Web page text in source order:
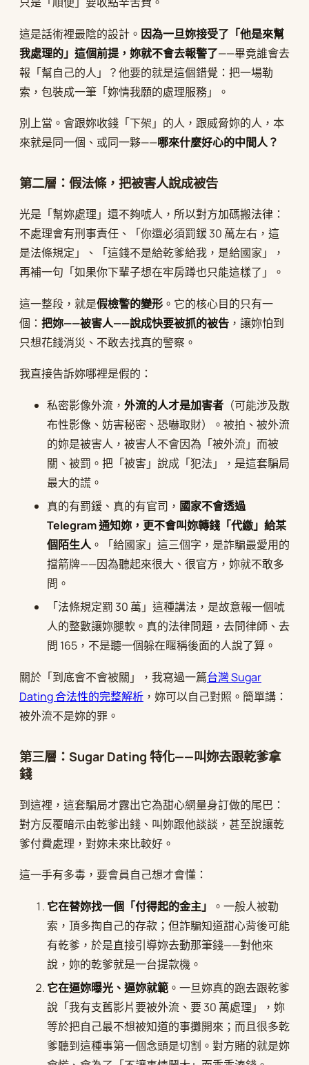
這是話術裡最陰的設計。 因為一旦妳接受了「他是來幫
我處理的」這個前提，妳就不會去報警了——畢竟誰會去
報「幫自己的人」？他要的就是這個錯覺：把一場勒
索，包裝成一筆「妳情我願的處理服務」。
別上當。會跟妳收錢「下架」的人，跟威脅妳的人，本
來就是同一個、或同一夥——哪來什麼好心的中間人？
第二層：假法條，把被害人說成被告
光是「幫妳處理」還不夠唬人，所以對方加碼搬法律：
不處理會有刑事責任、「你還必須罰鍰 30 萬左右，這
是法條規定」、「這錢不是給乾爹給我，是給國家」，
再補一句「如果你下輩子想在牢房蹲也只能這樣了」。
這一整段，就是假檢警的變形 。它的核心目的只有一
個： 把妳——被害人——說成快要被抓的被告 ，讓妳怕到
只想花錢消災、不敢去找真的警察。
我直接告訴妳哪裡是假的：
私密影像外流， 外流的人才是加害者 （可能涉及散
布性影像、妨害秘密、恐嚇取財）。被拍、被外流
的妳是被害人，被害人不會因為「被外流」而被
關、被罰。把「被害」說成「犯法」，是這套騙局
最大的謊。
真的有罰鍰、真的有官司， 國家不會透過
Telegram 通知妳，更不會叫妳轉錢「代繳」給某
個陌生人。「給國家」這三個字，是詐騙最愛用的
擋箭牌——因為聽起來很大、很官方，妳就不敢多
問。
「法條規定罰 30 萬」這種講法，是故意報一個唬
人的整數讓妳腿軟。真的法律問題，去問律師、去
問 165，不是聽一個躲在暱稱後面的人說了算。
關於「到底會不會被關」，我寫過一篇台灣 Sugar
Dating 合法性的完整解析 ，妳可以自己對照。簡單講：
被外流不是妳的罪。
第三層：Sugar Dating 特化——叫妳去跟乾爹拿
錢
到這裡，這套騙局才露出它為甜心網量身訂做的尾巴：
對方反覆暗示由乾爹出錢、叫妳跟他談談，甚至說讓乾
爹付費處理，對妳未來比較好。
這一手有多毒，要會員自己想才會懂：
它在替妳找一個「付得起的金主」
。一般人被勒
索，頂多掏自己的存款；但詐騙知道甜心背後可能
有乾爹，於是直接引導妳去動那筆錢——對他來
說，妳的乾爹就是一台提款機。
它在逼妳曝光、逼妳就範 。一旦妳真的跑去跟乾爹
說「我有支舊影片要被外流、要 30 萬處理」，妳
等於把自己最不想被知道的事攤開來；而且很多乾
爹聽到這種事第一個念頭是切割。對方賭的就是妳